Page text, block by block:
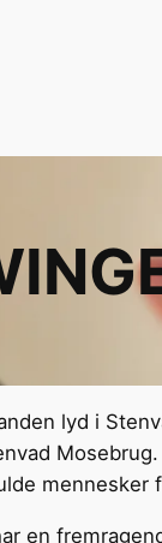
lyd i
mennesker
en